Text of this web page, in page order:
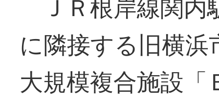
ＪＲ根岸線関内
に隣接する旧横
大規模複合施設「